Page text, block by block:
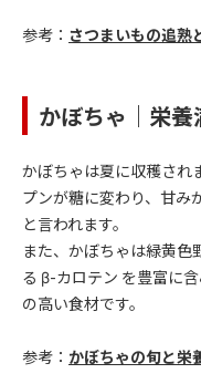
参考： さつまいもの追熟
かぼちゃ｜栄
かぼちゃは夏に収穫され
プンが糖に変わり、甘み
と言われます。
また、かぼちゃは緑黄色
る β-カロテン を豊富に
の高い食材です。
参考： かぼちゃの旬と栄